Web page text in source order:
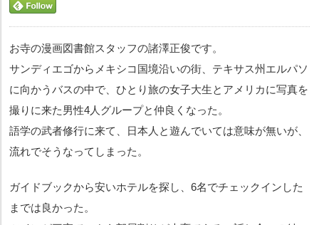
お寺の漫画図書館スタッフの諸澤正俊です。
サンディエゴからメキシコ国境沿いの街、テキサス州エルパソ
に向かうバスの中で、ひとり旅の女子大生とアメリカに写真を
撮りに来た男性4人グループと仲良くなった。
語学の武者修行に来て、日本人と遊んでいては意味が無いが、
流れでそうなってしまった。
ガイドブックから安いホテルを探し、6名でチェックインした
までは良かった。